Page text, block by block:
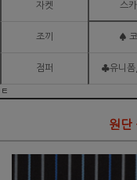
자켓 스
조끼 ♠
점퍼 ♣유니폼
ㅌ
원단